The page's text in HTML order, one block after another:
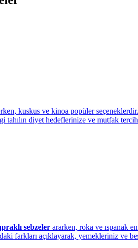
kuskus ve kinoa popüler
tahılın diyet hedeflerinize ve mutfak
sebzeler ararken, roka ve ıspanak
farkları açıklayarak, yemekleriniz ve